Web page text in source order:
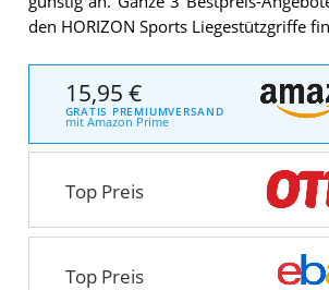
den HORIZON Sports Liegestützgriffe
15,95 €
GRATIS PREMIUMVERSAND
mit Amazon Prime
Top Preis
Top Preis